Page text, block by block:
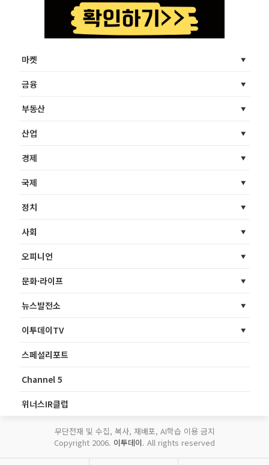
마켓
금융
부동산
산업
경제
국제
정치
사회
오피니언
문화·라이프
뉴스발전소
이투데이TV
스페셜리포트
Channel 5
위너스IR클럽
무단전재 및 수집, 복사, 재배포, AI학습 이용 금지
Copyright 2006. 이투데이. All rights reserved